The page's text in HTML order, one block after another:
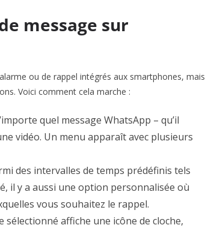
message sur
ou de rappel intégrés aux smartphones, mais
Voici comment cela marche :
quel message WhatsApp – qu’il
vidéo. Un menu apparaît avec plusieurs
des intervalles de temps prédéfinis tels
il y a aussi une option personnalisée où
vous souhaitez le rappel.
sélectionné affiche une icône de cloche,